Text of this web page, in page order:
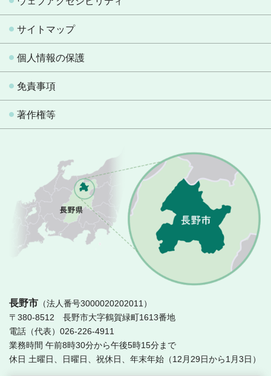
サイトマップ
個人情報の保護
免責事項
著作権等
長野市 （法人番号3000020202011）
〒380-8512 長野市大字鶴賀緑町1613番地
電話（代表）026-226-4911
業務時間 午前8時30分から午後5時15分まで
休日 土曜日、日曜日、祝休日、年末年始（12月29日から1月3日）